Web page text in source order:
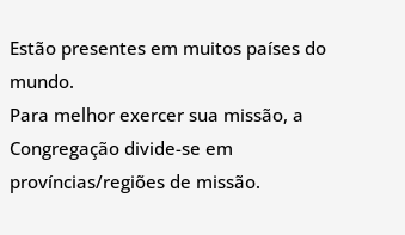
Estão presentes em muitos países do
mundo.
Para melhor exercer sua missão, a
Congregação divide-se em
províncias/regiões de missão.